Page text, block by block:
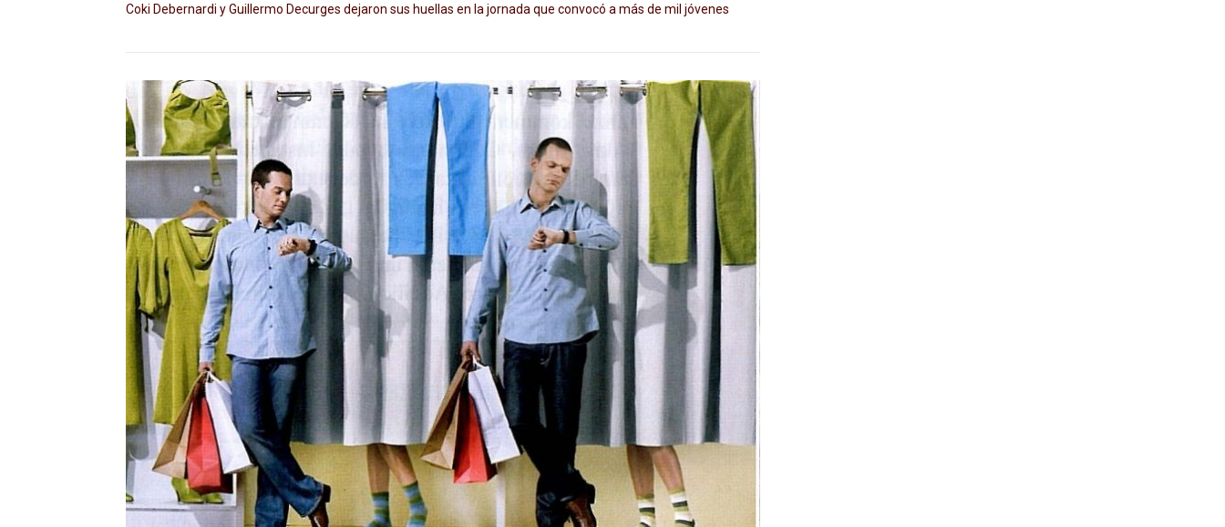
Coki Debernardi y Guillermo Decurges dejaron sus huellas en la jornada que convocó a más de mil jóvenes